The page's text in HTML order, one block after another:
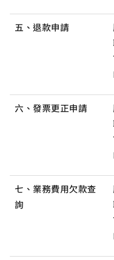
五、退款申請
六、發票更正申請
七、業務費用欠款查
詢